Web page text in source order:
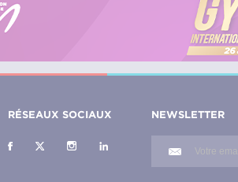
RÉSEAUX SOCIAUX NEWSLETTER